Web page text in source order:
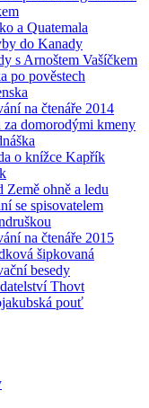
a Quatemala
do Kanady
s Arnoštem Vašíčkem
po pověstech
na čtenáře 2014
za domorodými kmeny
o knížce Kapřík
Země ohně a ledu
se spisovatelem
na čtenáře 2015
šipkovaná
besedy
Thovt
pouť